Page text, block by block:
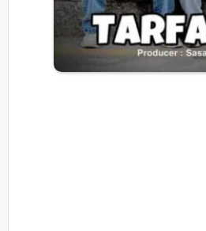
ساسان و